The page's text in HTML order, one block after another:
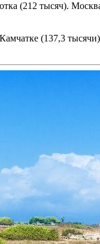
(212 тысяч).
(137,3